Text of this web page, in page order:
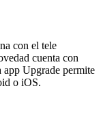
con el tele
cuenta con
Upgrade permite
o iOS.